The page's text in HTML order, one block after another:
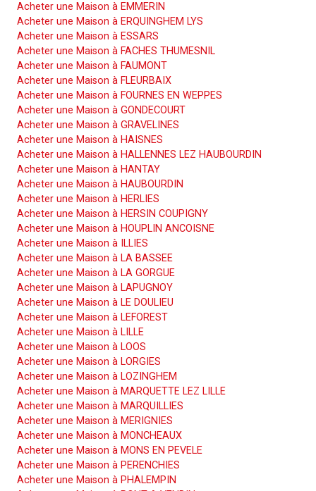
Acheter une Maison à EMMERIN
Acheter une Maison à ERQUINGHEM LYS
Acheter une Maison à ESSARS
Acheter une Maison à FACHES THUMESNIL
Acheter une Maison à FAUMONT
Acheter une Maison à FLEURBAIX
Acheter une Maison à FOURNES EN WEPPES
Acheter une Maison à GONDECOURT
Acheter une Maison à GRAVELINES
Acheter une Maison à HAISNES
Acheter une Maison à HALLENNES LEZ HAUBOURDIN
Acheter une Maison à HANTAY
Acheter une Maison à HAUBOURDIN
Acheter une Maison à HERLIES
Acheter une Maison à HERSIN COUPIGNY
Acheter une Maison à HOUPLIN ANCOISNE
Acheter une Maison à ILLIES
Acheter une Maison à LA BASSEE
Acheter une Maison à LA GORGUE
Acheter une Maison à LAPUGNOY
Acheter une Maison à LE DOULIEU
Acheter une Maison à LEFOREST
Acheter une Maison à LILLE
Acheter une Maison à LOOS
Acheter une Maison à LORGIES
Acheter une Maison à LOZINGHEM
Acheter une Maison à MARQUETTE LEZ LILLE
Acheter une Maison à MARQUILLIES
Acheter une Maison à MERIGNIES
Acheter une Maison à MONCHEAUX
Acheter une Maison à MONS EN PEVELE
Acheter une Maison à PERENCHIES
Acheter une Maison à PHALEMPIN